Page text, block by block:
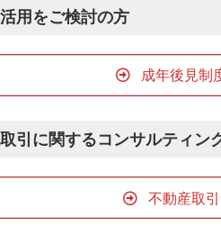
用をご検討の方
成年後見制
引に関するコンサルティン
不動産取